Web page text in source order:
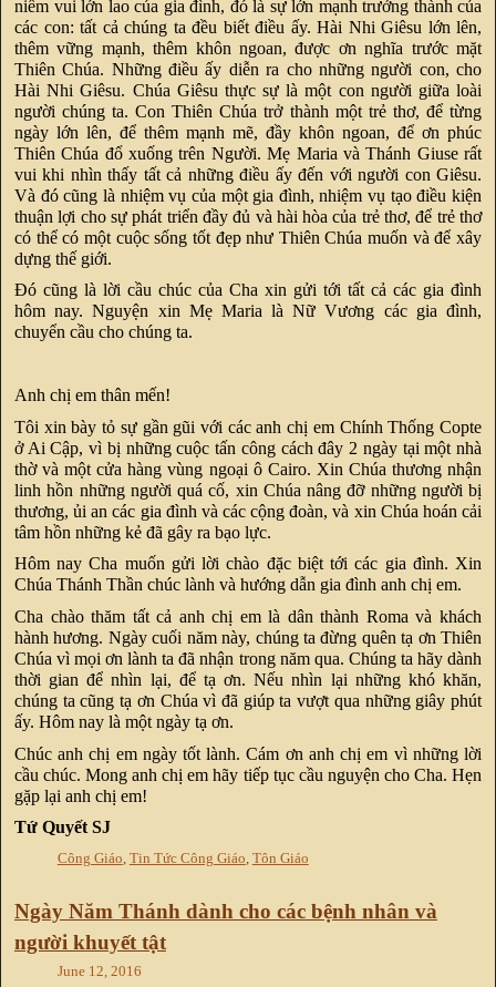
niềm vui lớn lao của gia đình, đó là sự lớn mạnh trưởng thành của
các con: tất cả chúng ta đều biết điều ấy. Hài Nhi Giêsu lớn lên,
thêm vững mạnh, thêm khôn ngoan, được ơn nghĩa trước mặt
Thiên Chúa. Những điều ấy diễn ra cho những người con, cho
Hài Nhi Giêsu. Chúa Giêsu thực sự là một con người giữa loài
người chúng ta. Con Thiên Chúa trở thành một trẻ thơ, để từng
ngày lớn lên, để thêm mạnh mẽ, đầy khôn ngoan, để ơn phúc
Thiên Chúa đổ xuống trên Người. Mẹ Maria và Thánh Giuse rất
vui khi nhìn thấy tất cả những điều ấy đến với người con Giêsu.
Và đó cũng là nhiệm vụ của một gia đình, nhiệm vụ tạo điều kiện
thuận lợi cho sự phát triển đầy đủ và hài hòa của trẻ thơ, để trẻ thơ
có thể có một cuộc sống tốt đẹp như Thiên Chúa muốn và để xây
dựng thế giới.
Đó cũng là lời cầu chúc của Cha xin gửi tới tất cả các gia đình
hôm nay. Nguyện xin Mẹ Maria là Nữ Vương các gia đình,
chuyển cầu cho chúng ta.
Anh chị em thân mến!
Tôi xin bày tỏ sự gần gũi với các anh chị em Chính Thống Copte
ở Ai Cập, vì bị những cuộc tấn công cách đây 2 ngày tại một nhà
thờ và một cửa hàng vùng ngoại ô Cairo. Xin Chúa thương nhận
linh hồn những người quá cố, xin Chúa nâng đỡ những người bị
thương, ủi an các gia đình và các cộng đoàn, và xin Chúa hoán cải
tâm hồn những kẻ đã gây ra bạo lực.
Hôm nay Cha muốn gửi lời chào đặc biệt tới các gia đình. Xin
Chúa Thánh Thần chúc lành và hướng dẫn gia đình anh chị em.
Cha chào thăm tất cả anh chị em là dân thành Roma và khách
hành hương. Ngày cuối năm này, chúng ta đừng quên tạ ơn Thiên
Chúa vì mọi ơn lành ta đã nhận trong năm qua. Chúng ta hãy dành
thời gian để nhìn lại, để tạ ơn. Nếu nhìn lại những khó khăn,
chúng ta cũng tạ ơn Chúa vì đã giúp ta vượt qua những giây phút
ấy. Hôm nay là một ngày tạ ơn.
Chúc anh chị em ngày tốt lành. Cám ơn anh chị em vì những lời
cầu chúc. Mong anh chị em hãy tiếp tục cầu nguyện cho Cha. Hẹn
gặp lại anh chị em!
Tứ Quyết SJ
Công Giáo Tin Tức Công Giáo Tôn Giáo
Ngày Năm Thánh dành cho các bệnh nhân và
người khuyết tật
June 12, 2016